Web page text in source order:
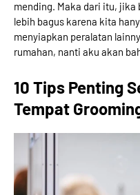
mending. Maka dari itu,
lebih bagus karena kita
menyiapkan peralatan
rumahan, nanti aku akan
10 Tips Penting
Tempat